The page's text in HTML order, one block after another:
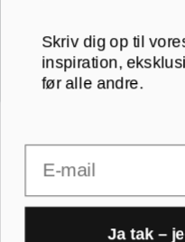
© 2026
Skriv dig op til
inspiration,
før alle andre.
Ja tak –